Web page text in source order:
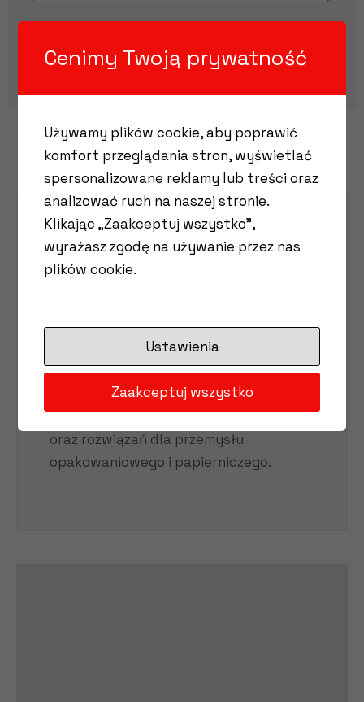
Nasza lokalizacja
Siedziba firmy mieści się w Lesznie.
Zapraszamy do kontaktu
telefonicznego i mailowego w
sprawie doboru części zamiennych
oraz rozwiązań dla przemysłu
opakowaniowego i papierniczego.
Cenimy Twoją prywatność
Używamy plików cookie, aby poprawić
komfort przeglądania stron, wyświetlać
spersonalizowane reklamy lub treści oraz
analizować ruch na naszej stronie.
Klikając „Zaakceptuj wszystko”,
wyrażasz zgodę na używanie przez nas
plików cookie.
Ustawienia
Zaakceptuj wszystko